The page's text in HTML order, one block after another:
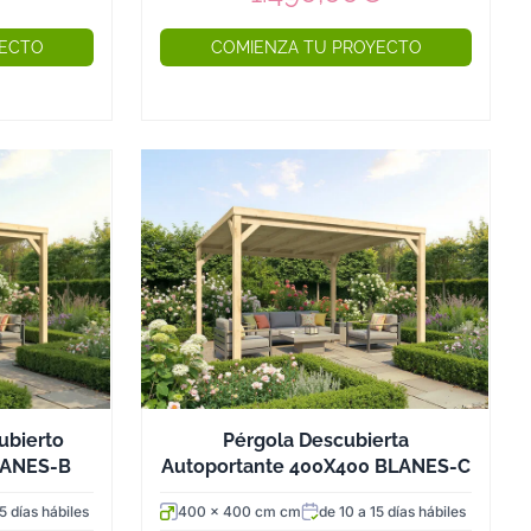
la sección necesaria para garantizar la estabilidad de
frente a cargas de viento, nieve y peso propio de la
cm puede parecer suficiente sobre el papel, pero en
regulables de acero galvanizado que permiten
milimétrica sobre cualquier tipo de solera, y aíslan la
con el suelo, evitando la absorción capilar de humedad
en las estructuras de madera. Todos los
galvanizado en caliente, con una resistencia a la
tornillos cincados convencionales.
modernos
de 50 modelos de porches de madera modernos, hay
conocer. Los cenadores Oslo, Bergen y Hamar son
cubierta plana o asimétrica, ideales para crear un
zona de comedor, sala de estar exterior o área de
configuraciones amplias de 5x4 metros.
COMIENZA TU PROYECTO
B
días hábiles
Pérgola Descubierta
Autoportante 400X400 BLANES-C
400 x 400 cm cm de 10 a 15 días hábiles